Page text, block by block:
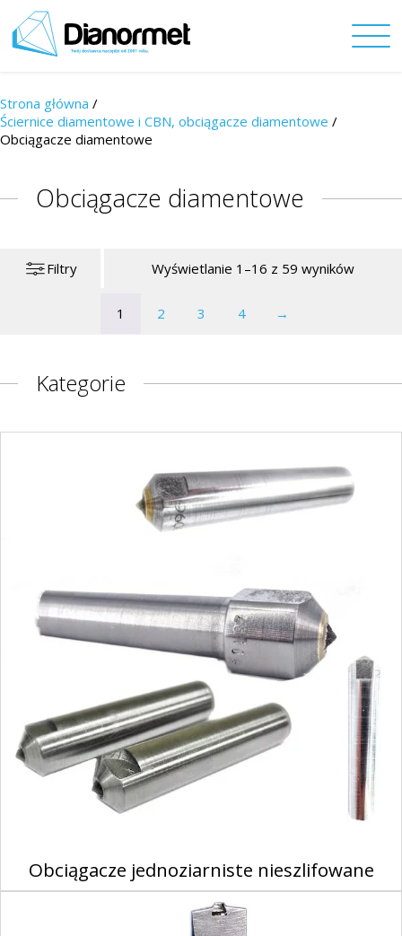
Strona główna /
Ściernice diamentowe i CBN, obciągacze diamentowe /
Obciągacze diamentowe
Obciągacze diamentowe
Filtry Wyświetlanie 1–16 z 59 wyników
1 2 3 4 →
Kategorie
Obciągacze jednoziarniste nieszlifowane